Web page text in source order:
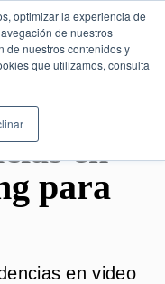
optimizar la experiencia de
de nuestros
de nuestros contenidos y
que utilizamos, consulta
GRATUITA
en
para
en video